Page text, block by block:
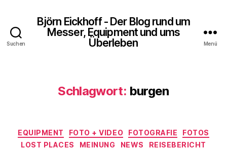
Suchen
Björn Eickhoff - Der Blog rund um
Messer, Equipment und ums
Überleben
Menü
Schlagwort: burgen
Kategorien
EQUIPMENT FOTO + VIDEO FOTOGRAFIE
FOTOS
LOST PLACES
MEINUNG NEWS
REISEBERICHT